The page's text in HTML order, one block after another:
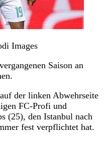
Images
Saison an
der linken Abwehrseite
FC-Profi und
(25), den Istanbul nach
fest verpflichtet hat.